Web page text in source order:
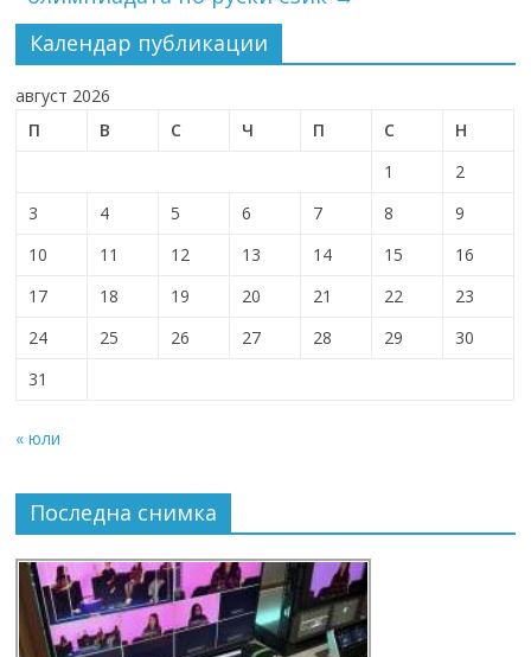
Календар публикации
август 2026
П
В С Ч П С
Н
1
2
3
4 5 6 7 8
9
10
11 12 13 14 15
16
17
18 19 20 21 22
23
24
25 26 27 28 29
30
31
« юли
Последна снимка